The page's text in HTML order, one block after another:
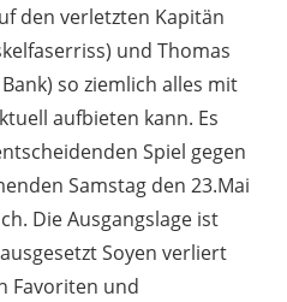
den verletzten Kapitän
und Thomas
so ziemlich alles mit
aufbieten kann. Es
Spiel gegen
Samstag den 23.Mai
Die Ausgangslage ist
Soyen verliert
Favoriten und